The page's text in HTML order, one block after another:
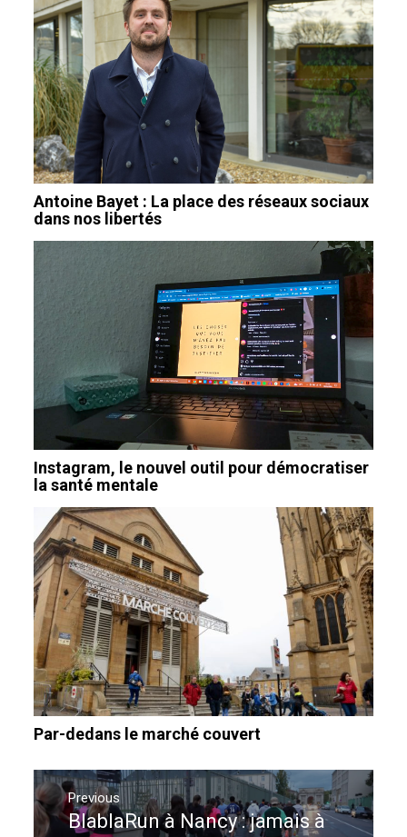
Antoine Bayet : La place des réseaux sociaux
dans nos libertés
Instagram, le nouvel outil pour démocratiser
la santé mentale
Par-dedans le marché couvert
Navigation
de
Previous
Previous
BlablaRun à Nancy : jamais à